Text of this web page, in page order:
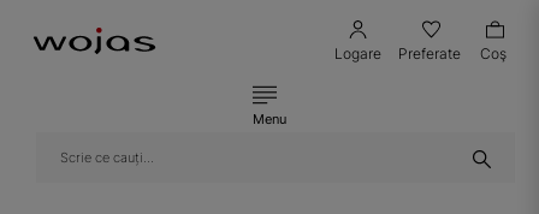
Logare Preferate Coş
Menu